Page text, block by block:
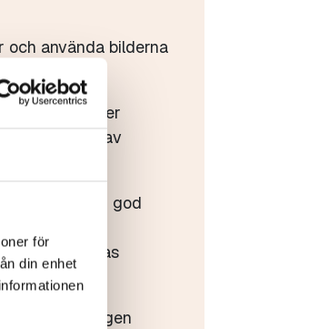
för
din enhet
och använda bilderna
i reklam- eller
tillstånd av
i strid med god
eller säljas